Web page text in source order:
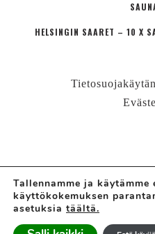
HELSINGIN SAARET – 10 X
© LÄHIÖMUTSI |
Ajatuskoostamo
Tallennamme ja
käyttökokemuksen
asetuksia täältä.